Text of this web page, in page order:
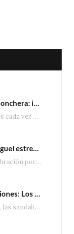
De la despensa a la lonchera: ideas rápidas para el regreso a clases
Con el regreso a clases cada vez más cerca, las familias comienzan a reorganizar horarios,…
Coca-Cola y Luis Miguel estrenan el comercial que celebra 100 años de historia junto a México
Como parte de la celebración por sus primeros 100 años enMéxico, Coca-Cola presenta hoy el…
Skincare para vacaciones: Los do’s and dont’s para cuidar tu piel
Entre el traje de baño, las sandalias, los lentes de sol y los looks que…